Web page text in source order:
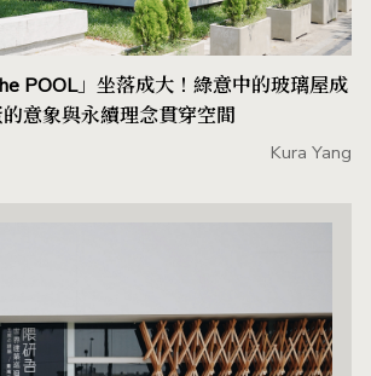
POOL」坐落成大！綠意中的玻璃屋成
意象與永續理念貫穿空間
Kura Yang